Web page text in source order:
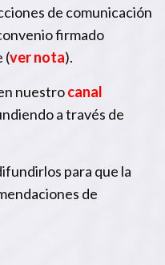
de comunicación
firmado
(ver nota).
nuestrocanal
a través de
para que la
de